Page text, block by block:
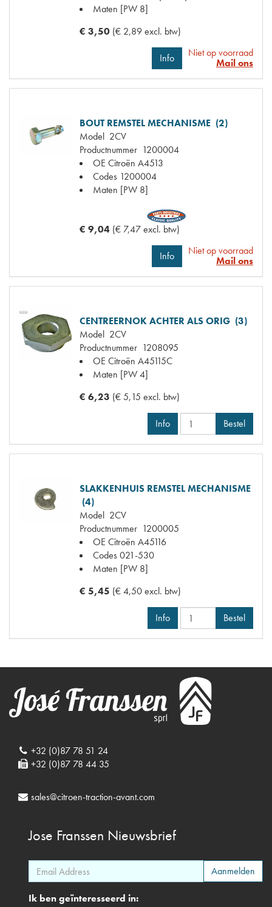
Maten [PW 8]
€ 3,50 (€ 2,89 excl. btw)
Info
Niet op voorraad
Mail ons
BOUT REMSTEL MECHANISME (2)
Model 2CV
Productnummer 1200004
OE Citroën A4513
Codes 1200004
Maten [PW 8]
€ 9,04 (€ 7,47 excl. btw)
Info
Niet op voorraad
Mail ons
CENTREERNOK ACHTER ALS ORIG (3)
Model 2CV
Productnummer 1208095
OE Citroën A45115C
Maten [PW 4]
€ 6,23 (€ 5,15 excl. btw)
Info Bestel
SLAKKENHUIS REMSTEL MECHANISME
(4)
Model 2CV
Productnummer 1200005
OE Citroën A45116
Codes021-530
Maten [PW 8]
€ 5,45 (€ 4,50 excl. btw)
Info Bestel
+32 (0)87 78 51 24
+32 (0)87 78 44 35
sales@citroen-traction-avant.com
Jose Franssen Nieuwsbrief
Ik ben geïnteresseerd in: